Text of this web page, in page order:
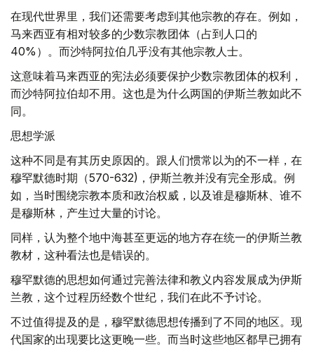
在现代世界里，我们还需要考虑到其他宗教的存在。例如，
马来西亚有相对较多的少数宗教团体（占到人口的
40%）。而沙特阿拉伯几乎没有其他宗教人士。
这意味着马来西亚的宪法必须要保护少数宗教团体的权利，
而沙特阿拉伯却不用。这也是为什么两国的伊斯兰教如此不
同。
思想学派
这种不同是有其历史原因的。跟人们惯常以为的不一样，在
穆罕默德时期（570-632)，伊斯兰教并没有完全形成。例
如，当时围绕宗教本质和政治权威，以及谁是穆斯林、谁不
是穆斯林，产生过大量的讨论。
同样，认为整个地中海甚至更远的地方存在统一的伊斯兰教
教材，这种看法也是错误的。
穆罕默德的思想如何通过完善法律和教义内容发展成为伊斯
兰教，这个过程历经数个世纪，我们在此不予讨论。
不过值得提及的是，穆罕默德思想传播到了不同的地区。现
代国家的出现要比这更晚一些。而当时这些地区都早已拥有